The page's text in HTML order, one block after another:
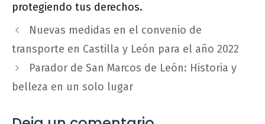
protegiendo tus derechos.
Nuevas medidas en el convenio de
transporte en Castilla y León para el año 2022
Parador de San Marcos de León: Historia y
belleza en un solo lugar